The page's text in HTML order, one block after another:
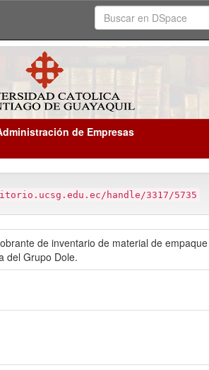
de Empresas
handle/3317/5735
de inventario de material de
del Grupo Dole.